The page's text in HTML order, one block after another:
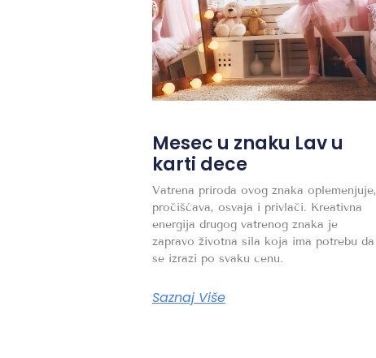
Mesec u znaku Lav u
karti dece
Vatrena priroda ovog znaka oplemenjuje,
pročišćava, osvaja i privlači. Kreativna
energija drugog vatrenog znaka je
zapravo životna sila koja ima potrebu da
se izrazi po svaku cenu.
Saznaj Više